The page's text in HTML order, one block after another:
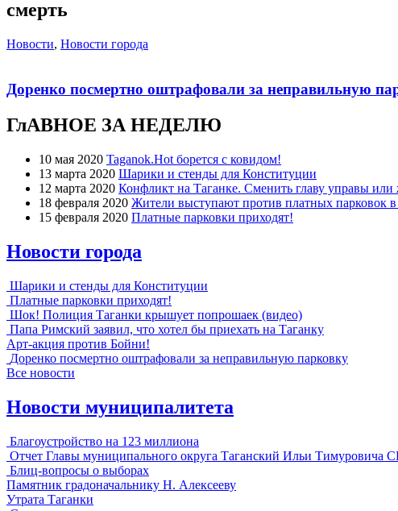
смерть
Новости, Новости города
Доренко посмертно оштрафовали за неправильную
ГлАВНОЕ ЗА НЕДЕЛЮ
10 мая 2020 Taganok.Hot борется с ковидом!
13 марта 2020 Шарики и стенды для Конституции
12 марта 2020 Конфликт на Таганке. Сменить главу управы или
18 февраля 2020 Жители выступают против платных парковок в
15 февраля 2020 Платные парковки приходят!
Новости города
Шарики и стенды для Конституции
Платные парковки приходят!
Шок! Полиция Таганки крышует попрошаек (видео)
Папа Римский заявил, что хотел бы приехать на Таганку
Арт-акция против Бойни!
Доренко посмертно оштрафовали за неправильную парковку
Все новости
Новости муниципалитета
Благоустройство на 123 миллиона
Отчет Главы муниципального округа Таганский Ильи Тимуровича
Блиц-вопросы о выборах
Памятник градоначальнику Н. Алексееву
Утрата Таганки